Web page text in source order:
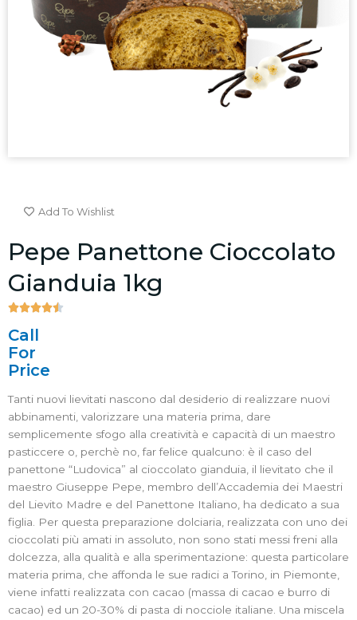
Add To Wishlist
Pepe Panettone Cioccolato
Gianduia 1kg

Call
For
Price
Tanti nuovi lievitati nascono dal desiderio di realizzare nuovi
abbinamenti, valorizzare una materia prima, dare
semplicemente sfogo alla creatività e capacità di un maestro
pasticcere o, perchè no, far felice qualcuno: è il caso del
panettone “Ludovica” al cioccolato gianduia, il lievitato che il
maestro Giuseppe Pepe, membro dell’Accademia dei Maestri
del Lievito Madre e del Panettone Italiano, ha dedicato a sua
figlia. Per questa preparazione dolciaria, realizzata con uno dei
cioccolati più amati in assoluto, non sono stati messi freni alla
dolcezza, alla qualità e alla sperimentazione: questa particolare
materia prima, che affonda le sue radici a Torino, in Piemonte,
viene infatti realizzata con cacao (massa di cacao e burro di
cacao) ed un 20-30% di pasta di nocciole italiane. Una miscela